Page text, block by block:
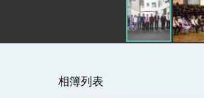
民調顯示多數國
相簿列表